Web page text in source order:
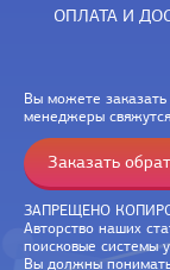
ОПЛАТА И
Вы можете
менеджеры
Заказать
ЗАПРЕЩЕНО
Авторство наших
поисковые системы
Вы должны